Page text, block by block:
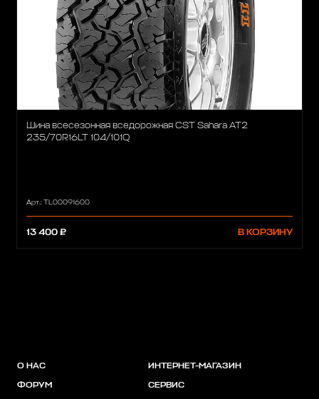
Шина всесезонная вседорожная CST Sahara AT2
235/70R16LT 104/101Q
Арт.: TL00091600
13 400 ₽ В КОРЗИНУ
О НАС
ФОРУМ
ИНТЕРНЕТ-МАГАЗИН
СЕРВИС